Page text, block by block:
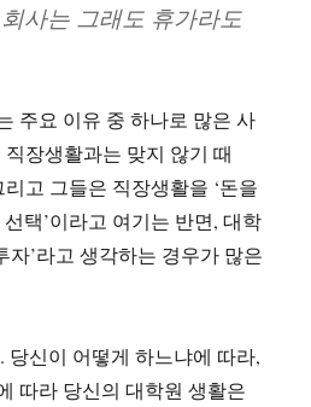
사는 그래도 휴가라도
주요 이유 중 하나로 많은 사
장생활과는 맞지 않기 때
고 그들은 직장생활을 ‘돈을
택’이라고 여기는 반면, 대학
자’라고 생각하는 경우가 많은
당신이 어떻게 하느냐에 따라,
따라 당신의 대학원 생활은